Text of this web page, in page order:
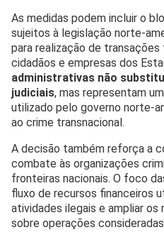
As medidas podem incluir o
sujeitos à legislação norte-
para realização de transações
cidadãos e empresas dos
administrativas não
judiciais, mas representam
utilizado pelo governo norte-
ao crime transnacional.
A decisão também reforça a
combate às organizações
fronteiras nacionais. O foco
fluxo de recursos financeiros
atividades ilegais e ampliar
sobre operações